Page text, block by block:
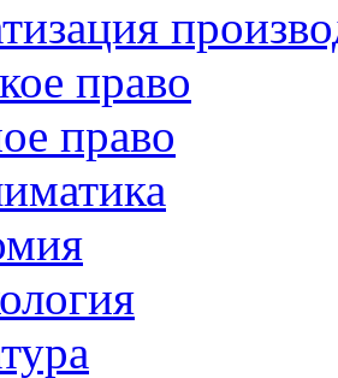
право
право